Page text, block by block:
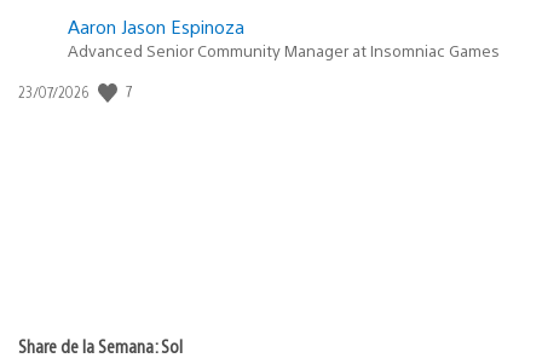
Aaron Jason Espinoza
Advanced Senior Community Manager at Insomniac Games
Fecha
23/07/2026 7
Share de la Semana: Sol